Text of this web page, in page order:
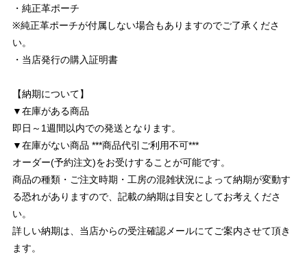
・純正革ポーチ
※純正革ポーチが付属しない場合もありますのでご了承くださ
い。
・当店発行の購入証明書
【納期について】
▼在庫がある商品
即日～1週間以内での発送となります。
▼在庫がない商品 ***商品代引ご利用不可***
オーダー(予約注文)をお受けすることが可能です。
商品の種類・ご注文時期・工房の混雑状況によって納期が変動す
る恐れがありますので、記載の納期は目安としてお考えくださ
い。
詳しい納期は、当店からの受注確認メールにてご案内させて頂き
ます。